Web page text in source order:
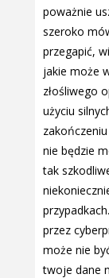
poważnie
szeroko
przegapić,
jakie może
złośliwego
użyciu
nie będzie
tak
przez
może nie
twoje dane